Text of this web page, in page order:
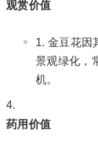
观赏价值
金豆花因
景观绿化，
机。
药用价值